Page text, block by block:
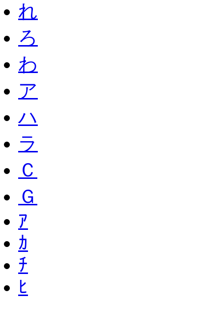
れ
ろ
わ
ア
ハ
ラ
Ｃ
Ｇ
ｱ
ｶ
ﾁ
ﾋ